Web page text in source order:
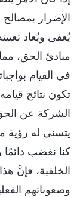
الإضرار
يُعفى ويُعاد
مبادئ الحق،
في القيام
تكون نتائج
الشركة عن
يتسنى له رؤية
كنا نغضب
الخلفية، فإنَّ
وصعوباتهم